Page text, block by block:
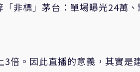
非標」茅台：單場曝光24萬
倍。因此直播的意義，其實是